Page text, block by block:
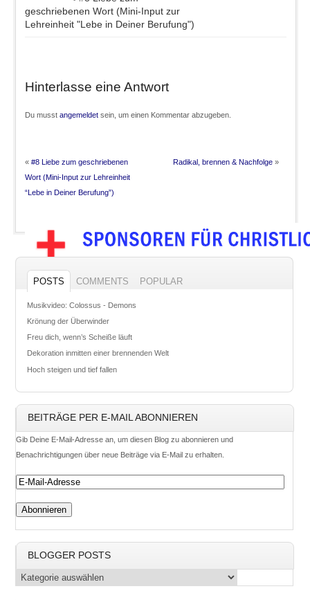
geschriebenen Wort (Mini-Input zur
Lehreinheit "Lebe in Deiner Berufung")
Hinterlasse eine Antwort
Du musst angemeldetsein, um einen Kommentar abzugeben.
« #8 Liebe zum geschriebenen
Wort (Mini-Input zur Lehreinheit
“Lebe in Deiner Berufung”)
Radikal, brennen & Nachfolge »
POSTS COMMENTS POPULAR
Musikvideo: Colossus - Demons
Krönung der Überwinder
Freu dich, wenn’s Scheiße läuft
Dekoration inmitten einer brennenden Welt
Hoch steigen und tief fallen
BEITRÄGE PER E-MAIL ABONNIEREN
Gib Deine E-Mail-Adresse an, um diesen Blog zu abonnieren und
Benachrichtigungen über neue Beiträge via E-Mail zu erhalten.
BLOGGER POSTS